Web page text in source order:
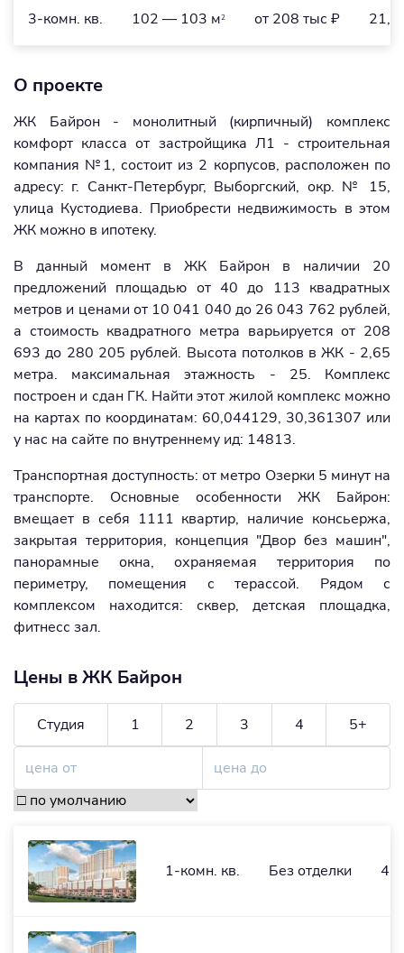
3-комн. кв. 102 — 103 м2 от 208 тыс ₽
О проекте
ЖК Байрон - монолитный (кирпичный) комплекс
комфорт класса от застройщика Л1 - строительная
компания №1, состоит из 2 корпусов, расположен по
адресу: г. Санкт-Петербург, Выборгский, окр. № 15,
улица Кустодиева. Приобрести недвижимость в этом
ЖК можно в ипотеку.
В данный момент в ЖК Байрон в наличии 20
предложений площадью от 40 до 113 квадратных
метров и ценами от 10 041 040 до 26 043 762 рублей,
а стоимость квадратного метра варьируется от 208
693 до 280 205 рублей. Высота потолков в ЖК - 2,65
метра. максимальная этажность - 25. Комплекс
построен и сдан ГК. Найти этот жилой комплекс можно
на картах по координатам: 60,044129, 30,361307 или
у нас на сайте по внутреннему ид: 14813.
Транспортная доступность: от метро Озерки 5 минут на
транспорте. Основные особенности ЖК Байрон:
вмещает в себя 1111 квартир, наличие консьержа,
закрытая территория, концепция "Двор без машин",
панорамные окна, охраняемая территория по
периметру, помещения с терассой. Рядом с
комплексом находится: сквер, детская площадка,
фитнесс зал.
Цены в ЖК Байрон
Студия 1 2 3 4 5+
1-комн. кв. Без отделки